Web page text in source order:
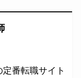
番転職サイト